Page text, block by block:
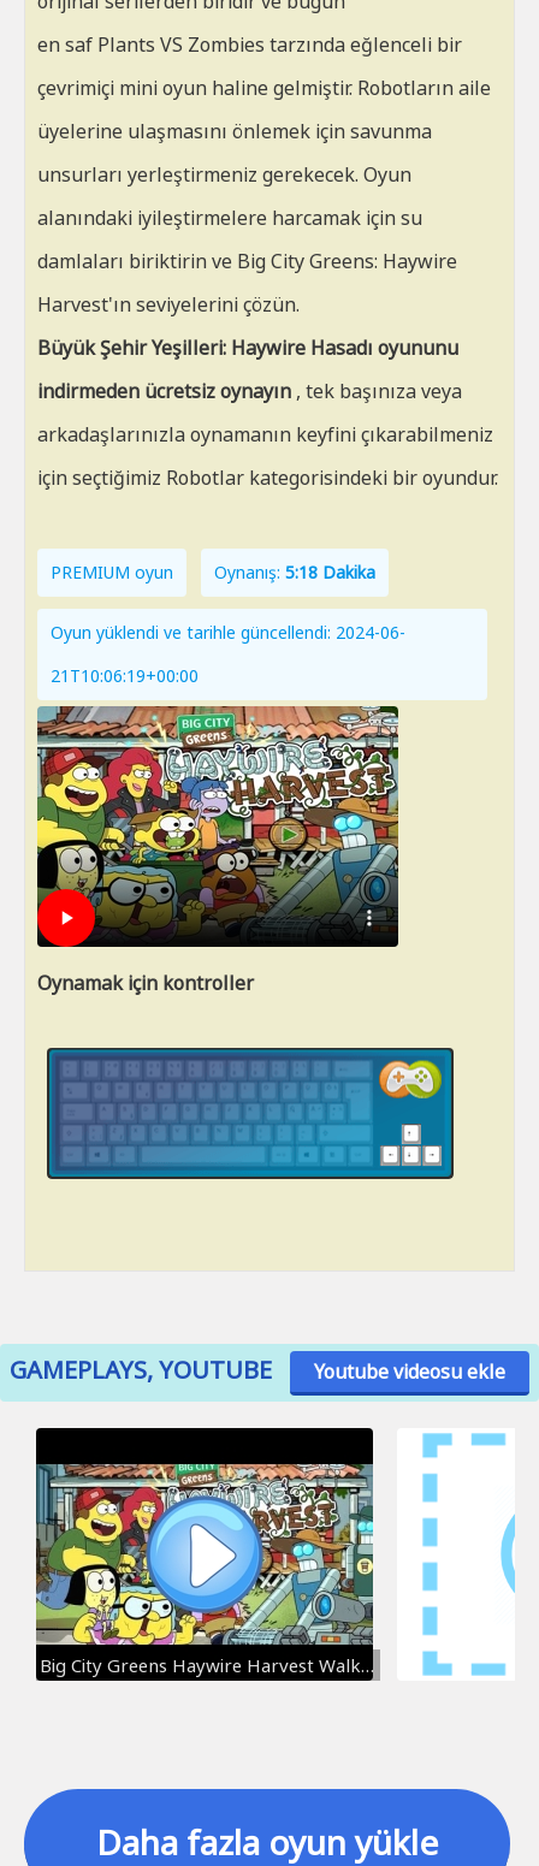
en saf Plants VS Zombies tarzında eğlenceli bir
çevrimiçi mini oyun haline gelmiştir. Robotların aile
üyelerine ulaşmasını önlemek için savunma
unsurları yerleştirmeniz gerekecek. Oyun
alanındaki iyileştirmelere harcamak için su
damlaları biriktirin ve Big City Greens: Haywire
Harvest'ın seviyelerini çözün.
Büyük Şehir Yeşilleri: Haywire Hasadı oyununu
indirmeden ücretsiz oynayın , tek başınıza veya
arkadaşlarınızla oynamanın keyfini çıkarabilmeniz
için seçtiğimiz Robotlar kategorisindeki bir oyundur.
PREMIUM oyun Oynanış: 5:18 Dakika
Oyun yüklendi ve tarihle güncellendi: 2024-06-
21T10:06:19+00:00
Oynamak için kontroller
GAMEPLAYS, YOUTUBE Youtube videosu ekle
Big City Greens Haywire Harvest Walkthrough
Daha fazla oyun yükle